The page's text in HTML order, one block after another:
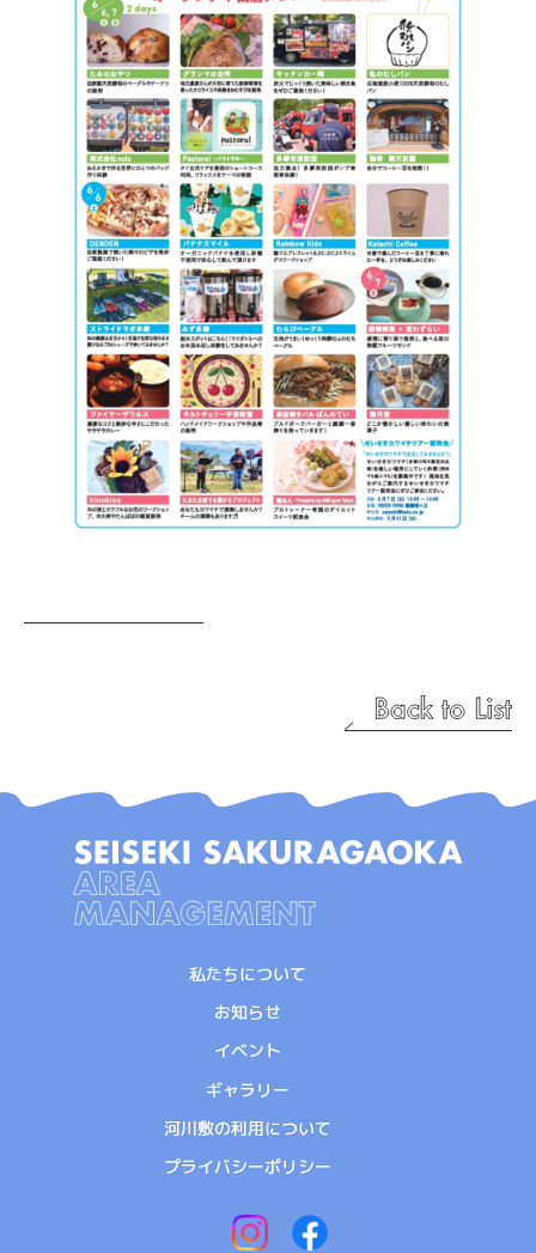
私たちについて
お知らせ
イベント
ギャラリー
河川敷の利用について
プライバシーポリシー